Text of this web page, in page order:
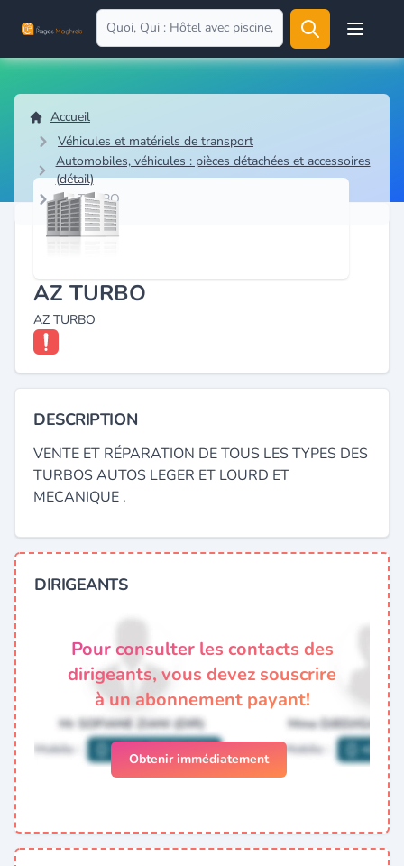
Open
Accueil
Véhicules et matériels de transport
Automobiles, véhicules : pièces détachées et accessoires
(détail)
AZ TURBO
AZ TURBO
AZ TURBO
DESCRIPTION
VENTE ET RÉPARATION DE TOUS LES TYPES DES
TURBOS AUTOS LEGER ET LOURD ET
MECANIQUE .
DIRIGEANTS
Pour consulter les contacts des
dirigeants, vous devez souscrire
à un abonnement payant!
Obtenir immédiatement